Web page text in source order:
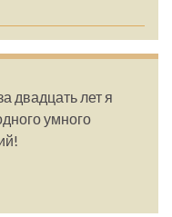
двадцать лет я
умного